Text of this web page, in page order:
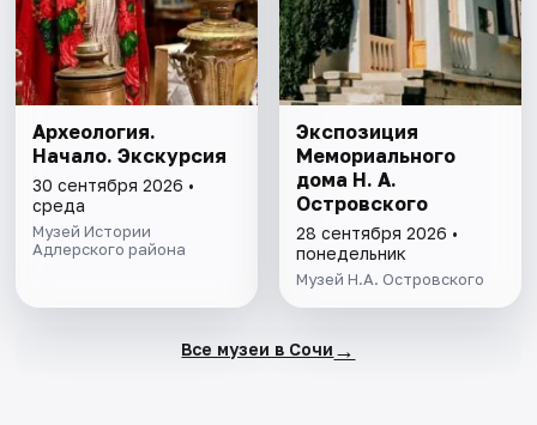
Археология.
Начало. Экскурсия
30 сентября 2026 •
среда
Музей Истории
Адлерского района
Экспозиция
Мемориального
дома Н. А.
Островского
28 сентября 2026 •
понедельник
Музей Н.А. Островского
Все музеи в Сочи →